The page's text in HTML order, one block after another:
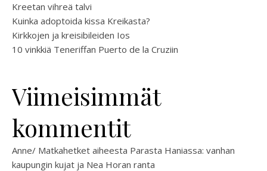
Kreetan vihreä talvi
Kuinka adoptoida kissa Kreikasta?
Kirkkojen ja kreisibileiden Ios
10 vinkkiä Teneriffan Puerto de la Cruziin
Viimeisimmät
kommentit
Anne/ Matkahetket aiheesta Parasta Haniassa: vanhan
kaupungin kujat ja Nea Horan ranta